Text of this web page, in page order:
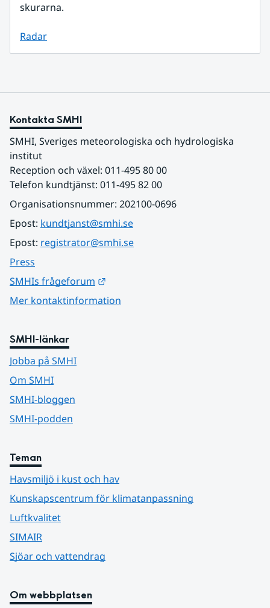
skurarna.
Radar
Kontakta SMHI
SMHI, Sveriges meteorologiska och hydrologiska
institut
Reception och växel: 011-495 80 00
Telefon kundtjänst: 011-495 82 00
Organisationsnummer: 202100-0696
Epost: kundtjanst@smhi.se
Epost: registrator@smhi.se
Press
SMHIs frågeforum
Mer kontaktinformation
SMHI-länkar
Jobba på SMHI
Om SMHI
SMHI-bloggen
SMHI-podden
Teman
Havsmiljö i kust och hav
Kunskapscentrum för klimatanpassning
Luftkvalitet
SIMAIR
Sjöar och vattendrag
Om webbplatsen